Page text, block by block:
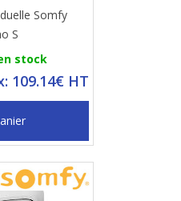
Somfy
S
stock
109.14€ HT